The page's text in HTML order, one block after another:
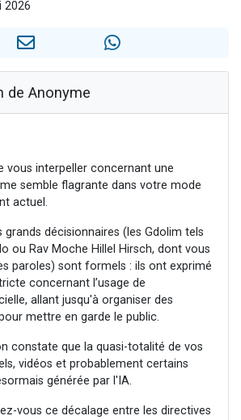
vient de donner son Maasser
Il reste 49 places pour étudier en groupe sur Zoom
6 personnes viennent de faire un don pour 5 enfants déjà orphelins risquent de perdre leur maman
3 personnes viennent de nous rejoindre sur WhatsApp
2026
de Anonyme
vous interpeller concernant une
semble flagrante dans votre mode
actuel.
grands décisionnaires (les Gdolim tels
ou Rav Moche Hillel Hirsch, dont vous
paroles) sont formels : ils ont exprimé
concernant l’usage de
allant jusqu'à organiser des
mettre en garde le public.
constate que la quasi-totalité de vos
vidéos et probablement certains
générée par l'IA.
vous ce décalage entre les directives